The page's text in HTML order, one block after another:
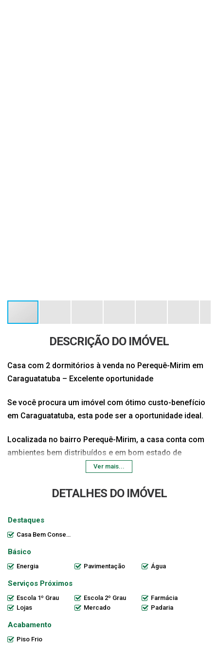
DESCRIÇÃO DO IMÓVEL
Casa com 2 dormitórios à venda no Perequê-Mirim em
Caraguatatuba – Excelente oportunidade
Se você procura um imóvel com ótimo custo-benefício
em Caraguatatuba, esta pode ser a oportunidade ideal.
Localizada no bairro Perequê-Mirim, a casa conta com
ambientes bem distribuídos e em bom estado de
conservação, oferecendo conforto e praticidade para o
2 dormitórios
Banheiro social
Área de serviço
Espaço frontal com piso cerâmico
Imóvel bem conservado
Pintura em bom estado
O bairro Perequê-Mirim oferece fácil acesso a
Ver mais...
DETALHES DO IMÓVEL
Destaques
Casa Bem Conservada
Básico
Energia Pavimentação Água
Serviços Próximos
Escola 1º Grau Escola 2º Grau
Farmácia
Lojas
Mercado Padaria
Acabamento
Piso Frio